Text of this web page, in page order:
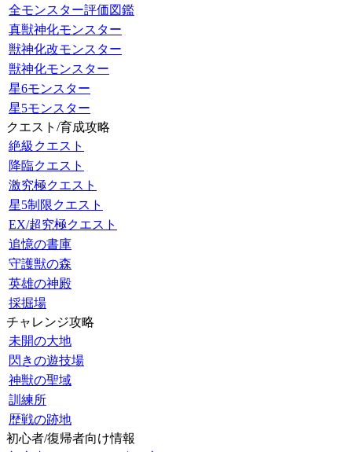
全モンスター評価図鑑
真獣神化モンスター
獣神化改モンスター
獣神化モンスター
星6モンスター
星5モンスター
クエスト/育成攻略
絶級クエスト
降臨クエスト
激究極クエスト
星5制限クエスト
EX/超究極クエスト
追憶の書庫
守護獣の森
英雄の神殿
採掘場
チャレンジ攻略
未開の大地
閃きの遊技場
神獣の聖域
訓練所
歴戦の跡地
初心者/復帰者向け情報